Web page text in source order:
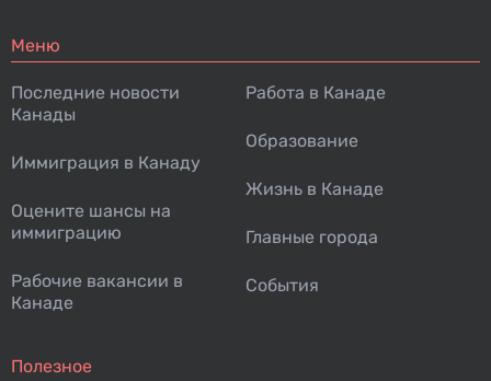
Меню
Последние новости
Канады
Иммиграция в Канаду
Оцените шансы на
иммиграцию
Рабочие вакансии в
Канаде
Работа в Канаде
Образование
Жизнь в Канаде
Главные города
События
Полезное